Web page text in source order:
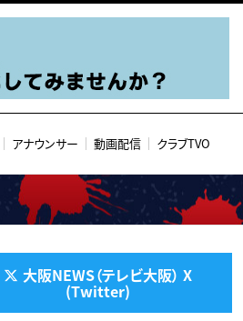
アナウンサー 動画配信 クラブTVO
大阪NEWS（テレビ大阪） X
(Twitter)